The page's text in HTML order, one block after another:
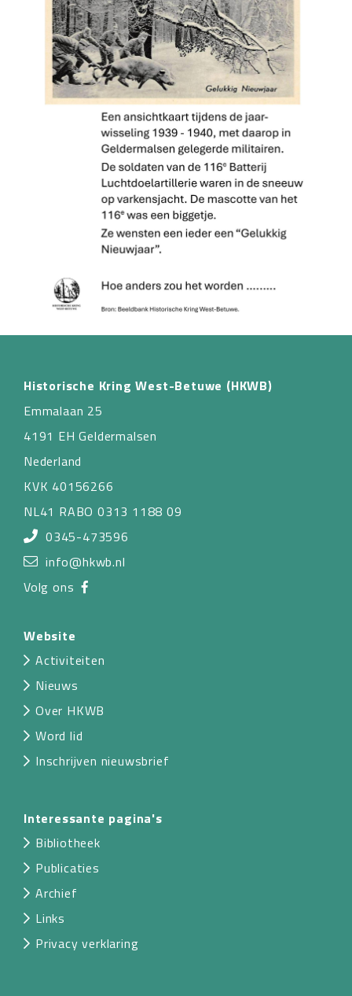
Historische Kring West-Betuwe (HKWB)
Emmalaan 25
4191 EH Geldermalsen
Nederland
KVK 40156266
NL41 RABO 0313 1188 09
0345-473596
info@hkwb.nl
Volg ons
Website
Activiteiten
Nieuws
Over HKWB
Word lid
Inschrijven nieuwsbrief
Interessante pagina's
Bibliotheek
Publicaties
Archief
Links
Privacy verklaring